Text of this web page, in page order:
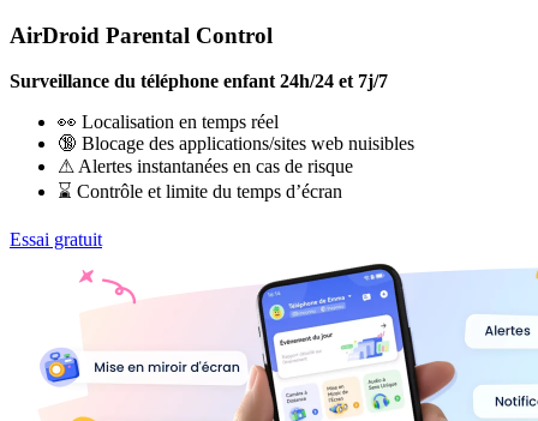
AirDroid Parental Control
Surveillance du téléphone enfant 24h/24 et 7j/7
👀 Localisation en temps réel
🔞 Blocage des applications/sites web nuisibles
⚠ Alertes instantanées en cas de risque
⌛ Contrôle et limite du temps d’écran
Essai gratuit